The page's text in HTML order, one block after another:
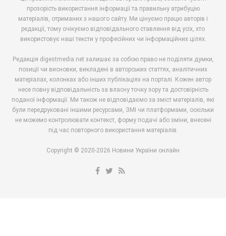
прозорість використання інформації та правильну атрибуцію
матеріалів, отриманих з нашого сайту. Ми цінуємо працю авторів і
редакції, тому очікуємо відповідального ставлення від усіх, хто
використовує наші тексти у професійних чи інформаційних цілях.
Редакція digestmedia.net залишає за собою право не поділяти думки,
позиції чи висновки, викладені в авторських статтях, аналітичних
матеріалах, колонках або інших публікаціях на порталі. Кожен автор
несе повну відповідальність за власну точку зору та достовірність
поданої інформації. Ми також не відповідаємо за зміст матеріалів, які
були передруковані іншими ресурсами, ЗМІ чи платформами, оскільки
не можемо контролювати контекст, форму подачі або зміни, внесені
під час повторного використання матеріалів.
Copyright © 2020-2026 Новини України онлайн